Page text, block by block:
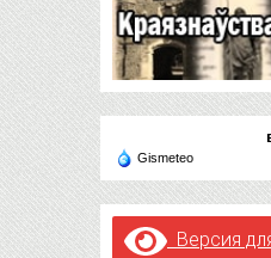
Gismeteo
Версия